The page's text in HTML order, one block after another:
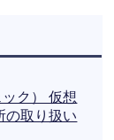
ク） 仮想
の取り扱い